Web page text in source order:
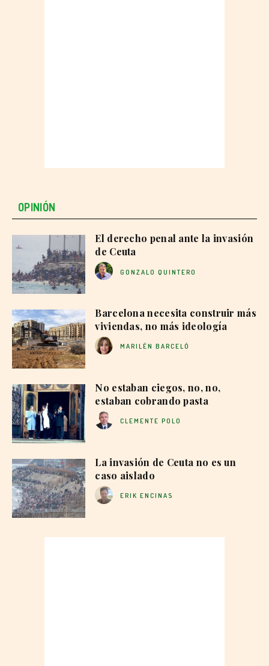
OPINIÓN
El derecho penal ante la invasión
de Ceuta
GONZALO QUINTERO
Barcelona necesita construir más
viviendas, no más ideología
MARILÉN BARCELÓ
No estaban ciegos, no, no,
estaban cobrando pasta
CLEMENTE POLO
La invasión de Ceuta no es un
caso aislado
ERIK ENCINAS